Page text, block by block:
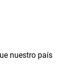
nuestro país